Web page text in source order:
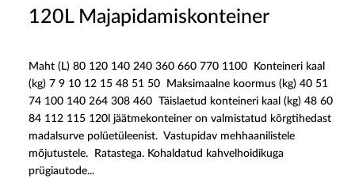
120L Majapidamiskonteiner
Maht (L) 80 120 140 240 360 660 770 1100 Konteineri kaal
(kg) 7 9 10 12 15 48 51 50 Maksimaalne koormus (kg) 40 51
74 100 140 264 308 460 Täislaetud konteineri kaal (kg) 48 60
84 112 115 120l jäätmekonteiner on valmistatud kõrgtihedast
madalsurve polüetüleenist. Vastupidav mehhaanilistele
mõjutustele. Ratastega. Kohaldatud kahvelhoidikuga
prügiautode...